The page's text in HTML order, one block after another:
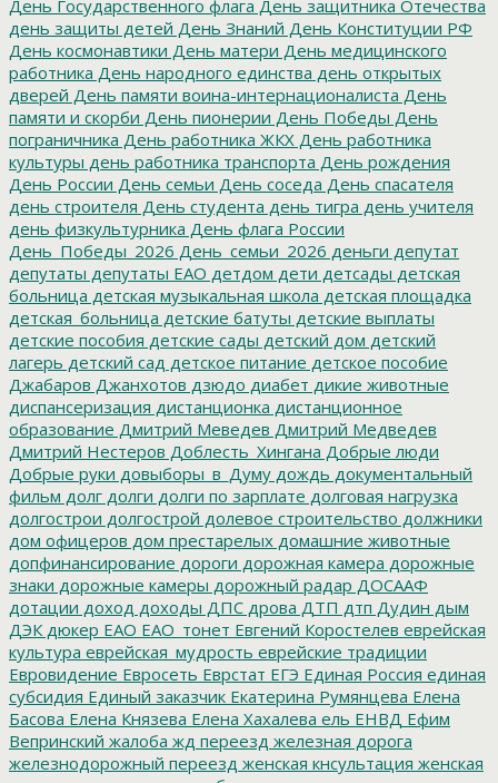
День Государственного флага День защитника Отечества
день защиты детей День Знаний День Конституции РФ
День космонавтики День матери День медицинского
работника День народного единства день открытых
дверей День памяти воина-интернационалиста День
памяти и скорби День пионерии День Победы День
пограничника День работника ЖКХ День работника
культуры день работника транспорта День рождения
День России День семьи День соседа День спасателя
день строителя День студента день тигра день учителя
день физкультурника День флага России
День_Победы_2026 День_семьи_2026 деньги депутат
депутаты депутаты ЕАО детдом дети детсады детская
больница детская музыкальная школа детская площадка
детская_больница детские батуты детские выплаты
детские пособия детские сады детский дом детский
лагерь детский сад детское питание детское пособие
Джабаров Джанхотов дзюдо диабет дикие животные
диспансеризация дистанционка дистанционное
образование Дмитрий Меведев Дмитрий Медведев
Дмитрий Нестеров Доблесть_Хингана Добрые люди
Добрые руки довыборы_в_Думу дождь документальный
фильм долг долги долги по зарплате долговая нагрузка
долгострои долгострой долевое строительство должники
дом офицеров дом престарелых домашние животные
допфинансирование дороги дорожная камера дорожные
знаки дорожные камеры дорожный радар ДОСААФ
дотации доход доходы ДПС дрова ДТП дтп Дудин дым
ДЭК дюкер ЕАО ЕАО_тонет Евгений Коростелев еврейская
культура еврейская_мудрость еврейские традиции
Евровидение Евросеть Еврстат ЕГЭ Единая Россия единая
субсидия Единый заказчик Екатерина Румянцева Елена
Басова Елена Князева Елена Хахалева ель ЕНВД Ефим
Вепринский жалоба жд переезд железная дорога
железнодорожный переезд женская кнсультация женская